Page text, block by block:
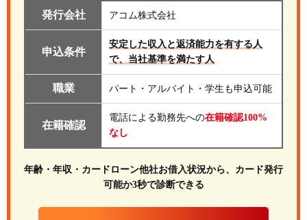
発行会社 アコム株式会社
申込条件
安定した収入と返済能力を有する人
で、当社基準を満たす人
職業 パート・アルバイト・学生も申込可能
在籍確認
電話による勤務先への在籍確認100%
なし
年齢・年収・カードローン他社お借入状況から、カード発行
可能か3秒で診断できる